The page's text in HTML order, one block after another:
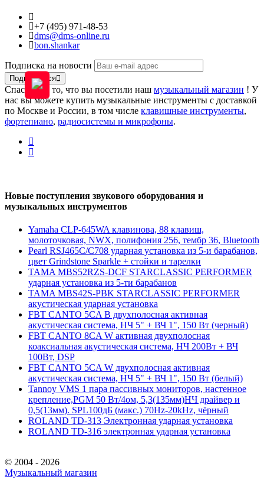
+7 (495) 971-48-53
dms@dms-online.ru
bon.shankar
Подписка на новости
Подписаться
Спасибо за то, что вы посетили наш музыкальный магазин ! У
нас вы можете купить музыкальные инструменты с доставкой
по Москве и России, в том числе клавишные инструменты,
фортепиано, радиосистемы и микрофоны.
Новые поступления звукового оборудования и
музыкальных инструментов
Yamaha CLP-645WA клавинова, 88 клавиш,
молоточковая, NWX, полифония 256, тембр 36, Bluetooth
Pearl RSJ465C/C708 ударная установка из 5-и барабанов,
цвет Grindstone Sparkle + стойки и тарелки
TAMA MBS52RZS-DCF STARCLASSIC PERFORMER
ударная установка из 5-ти барабанов
TAMA MBS42S-PBK STARCLASSIC PERFORMER
акустическая ударная установка
FBT CANTO 5CA B двухполосная активная
акустическая система, НЧ 5" + ВЧ 1", 150 Вт (черный)
FBT CANTO 8CA W активная двухполосная
коаксиальная акустическая система, НЧ 200Вт + ВЧ
100Вт, DSP
FBT CANTO 5CA W двухполосная активная
акустическая система, НЧ 5" + ВЧ 1", 150 Вт (белый)
Tannoy VMS 1 пара пассивных мониторов, настенное
крепление,PGM 50 Вт/4ом, 5,3(135мм)НЧ драйвер и
0,5(13мм). SPL100дБ (макс.) 70Hz-20kHz, чёрный
ROLAND TD-313 Электронная ударная установка
ROLAND TD-316 электронная ударная установка
© 2004 - 2026
Музыкальный магазин